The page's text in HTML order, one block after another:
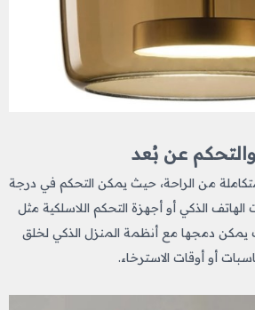
2025 تجربة متكاملة من الراحة، حيث يمكن التحكم في درجة
الهاتف الذكي أو أجهزة التحكم اللاسلكية مثل
دمجها مع أنظمة المنزل الذكي لخلق
أو أوقات الاسترخاء.